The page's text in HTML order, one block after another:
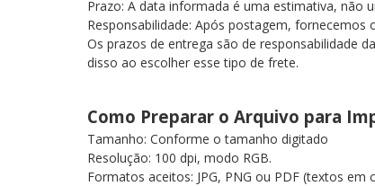
Prazo: A data informada é uma estimativa, não
Responsabilidade: Após postagem, fornecemos
Os prazos de entrega são de responsabilidade
disso ao escolher esse tipo de frete.
Como Preparar o Arquivo para
Tamanho: Conforme o tamanho digitado
Resolução: 100 dpi, modo RGB.
Formatos aceitos: JPG, PNG ou PDF (textos em